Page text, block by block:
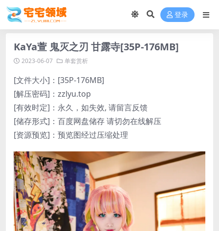
登录
KaYa萱 鬼灭之刃 甘露寺[35P-176MB]
2023-06-07 单套赏析
[文件大小]：[35P-176MB]
[解压密码]：zzlyu.top
[有效时定]：永久，如失效, 请留言反馈
[储存形式]：百度网盘储存 请切勿在线解压
[资源预览]：预览图经过压缩处理